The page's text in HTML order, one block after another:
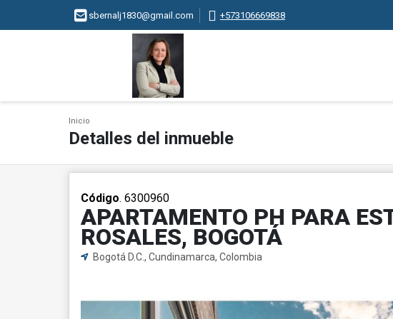
sbernalj1830@gmail.com +573106669838
Inicio
Detalles del inmueble
Código. 6300960
APARTAMENTO PH PARA
ROSALES, BOGOTÁ
Bogotá D.C., Cundinamarca, Colombia